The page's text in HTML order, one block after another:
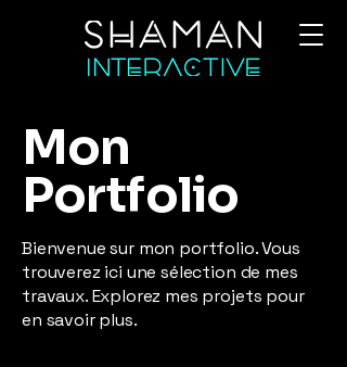
Mon
Portfolio
Bienvenue sur mon portfolio. Vous
trouverez ici une sélection de mes
travaux. Explorez mes projets pour
en savoir plus.